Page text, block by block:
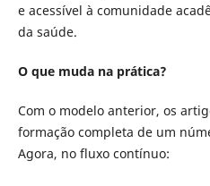
e acessível à comunidade
da saúde.
O que muda na prática?
Com o modelo anterior, os
formação completa de um
Agora, no fluxo contínuo: